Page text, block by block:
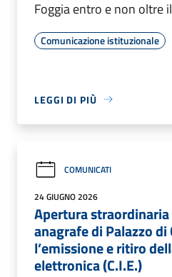
Foggia entro e non oltre
Comunicazione istituzionale
LEGGI DI PIÙ
COMUNICATI
24 GIUGNO 2026
Apertura
anagrafe di Palazzo di
l’emissione e ritiro
elettronica (C.I.E.)